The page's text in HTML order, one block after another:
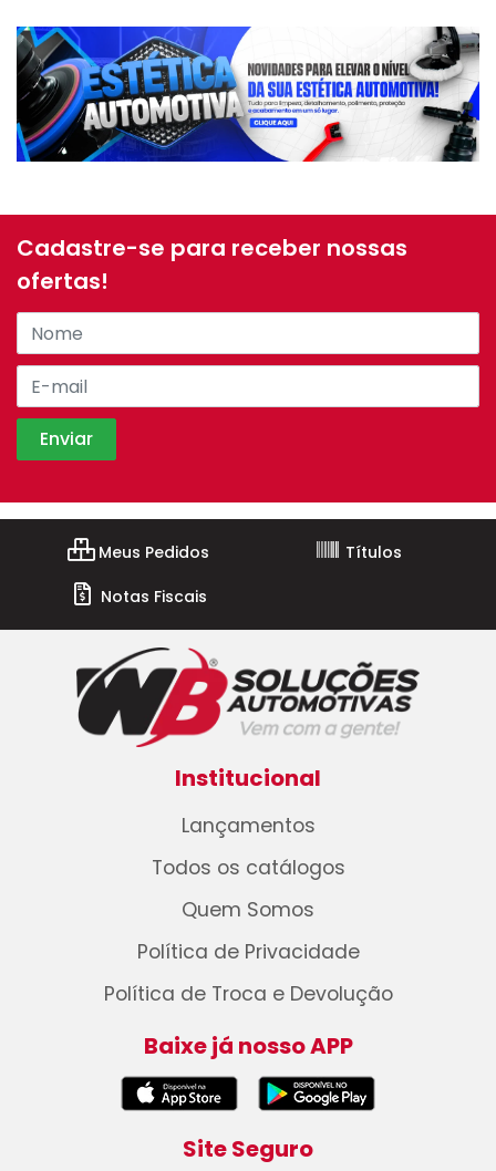
Cadastre-se para receber nossas
ofertas!
Meus Pedidos
Títulos
Notas Fiscais
Institucional
Lançamentos
Todos os catálogos
Quem Somos
Política de Privacidade
Política de Troca e Devolução
Baixe já nosso APP
Site Seguro